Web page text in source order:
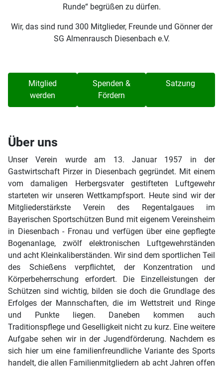
Runde“ begrüßen zu dürfen.
Wir, das sind rund 300 Mitglieder, Freunde und Gönner der
SG Almenrausch Diesenbach e.V.
Mitglied
werden
Spenden &
Fördern
Satzung
Über uns
Unser Verein wurde am 13. Januar 1957 in der
Gastwirtschaft Pirzer in Diesenbach gegründet. Mit einem
vom damaligen Herbergsvater gestifteten Luftgewehr
starteten wir unseren Wettkampfsport. Heute sind wir der
Mitgliederstärkste Verein des Regentalgaues im
Bayerischen Sportschützen Bund mit eigenem Vereinsheim
in Diesenbach - Fronau und verfügen über eine gepflegte
Bogenanlage, zwölf elektronischen Luftgewehrständen
und acht Kleinkaliberständen. Wir sind dem sportlichen Teil
des Schießens verpflichtet, der Konzentration und
Körperbeherrschung erfordert. Die Einzelleistungen der
Schützen sind wichtig, bilden sie doch die Grundlage des
Erfolges der Mannschaften, die im Wettstreit und Ringe
und Punkte liegen. Daneben kommen auch
Traditionspflege und Geselligkeit nicht zu kurz. Eine weitere
Aufgabe sehen wir in der Jugendförderung. Nachdem es
sich hier um eine familienfreundliche Variante des Sports
handelt, die allen Familienmitgliedern ab acht Jahren offen